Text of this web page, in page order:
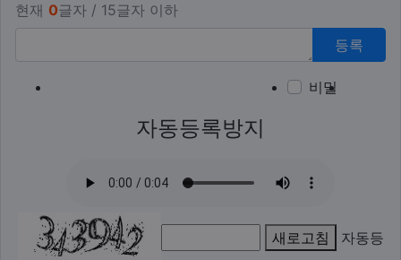
현재 0글자 / 15글자 이하
등록
비밀
자동등록방지
새로고침 자동등